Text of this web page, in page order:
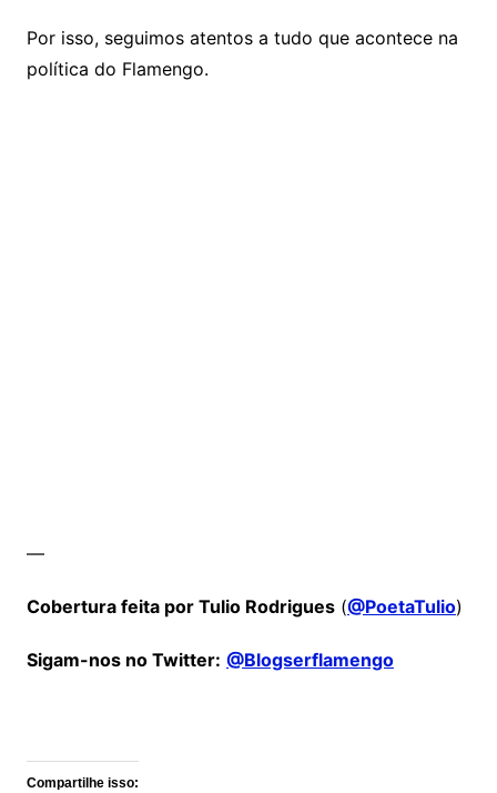
Por isso, seguimos atentos a tudo que acontece na
política do Flamengo.
—
Cobertura feita por Tulio Rodrigues(@PoetaTulio)
Sigam-nos no Twitter: @Blogserflamengo
Compartilhe isso: